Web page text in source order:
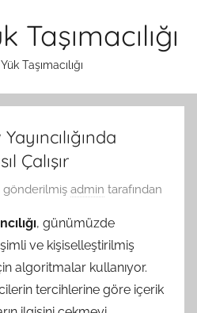
Taşımacılığı
Taşımacılığı
Çalışır
gönderilmiş admin tarafından
, günümüzde
ve kişiselleştirilmiş
algoritmalar kullanıyor.
tercihlerine göre içerik